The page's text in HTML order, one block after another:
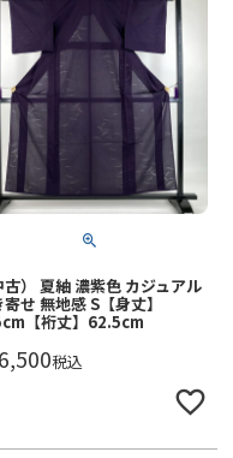
古） 夏紬 濃紫色 カジュアル
せ 無地感 S【身丈】
【裄丈】62.5cm
税込